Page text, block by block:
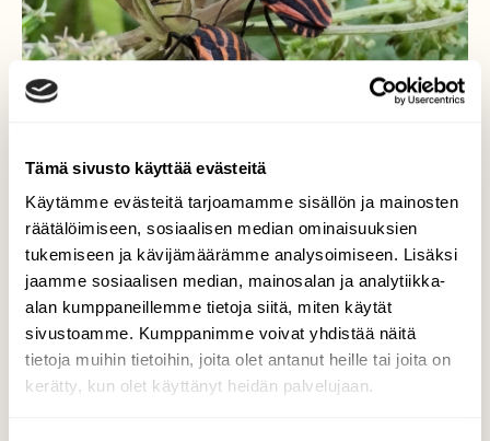
Tämä sivusto käyttää evästeitä
Käytämme evästeitä tarjoamamme sisällön ja mainosten
räätälöimiseen, sosiaalisen median ominaisuuksien
tukemiseen ja kävijämäärämme analysoimiseen. Lisäksi
jaamme sosiaalisen median, mainosalan ja analytiikka-
alan kumppaneillemme tietoja siitä, miten käytät
sivustoamme. Kumppanimme voivat yhdistää näitä
tietoja muihin tietoihin, joita olet antanut heille tai joita on
kerätty, kun olet käyttänyt heidän palvelujaan.
Pyjamabileet